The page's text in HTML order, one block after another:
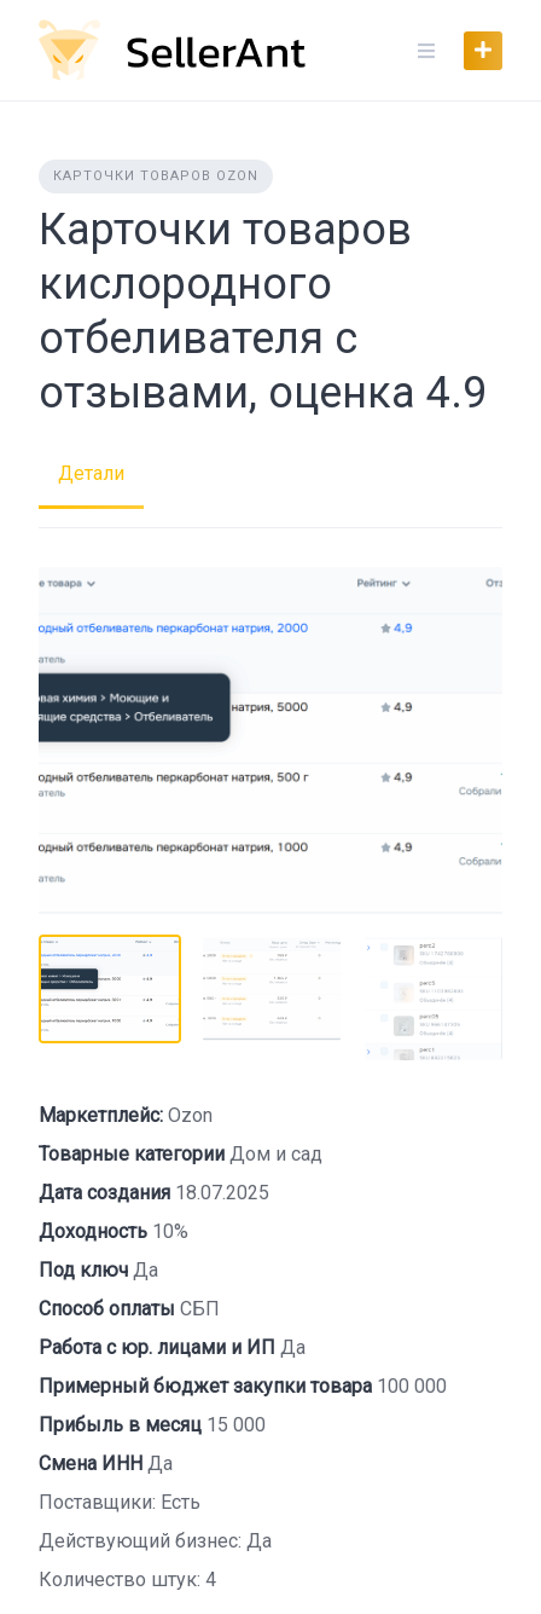
content
КАРТОЧКИ ТОВАРОВ OZON
Карточки товаров
кислородного
отбеливателя с
отзывами, оценка 4.9
Детали
Маркетплейс: Ozon
Товарные категории Дом и сад
Дата создания 18.07.2025
Доходность 10%
Под ключ Да
Способ оплаты СБП
Работа с юр. лицами и ИП Да
Примерный бюджет закупки товара 100 000
Прибыль в месяц 15 000
Смена ИНН Да
Поставщики: Есть
Действующий бизнес: Да
Количество штук: 4